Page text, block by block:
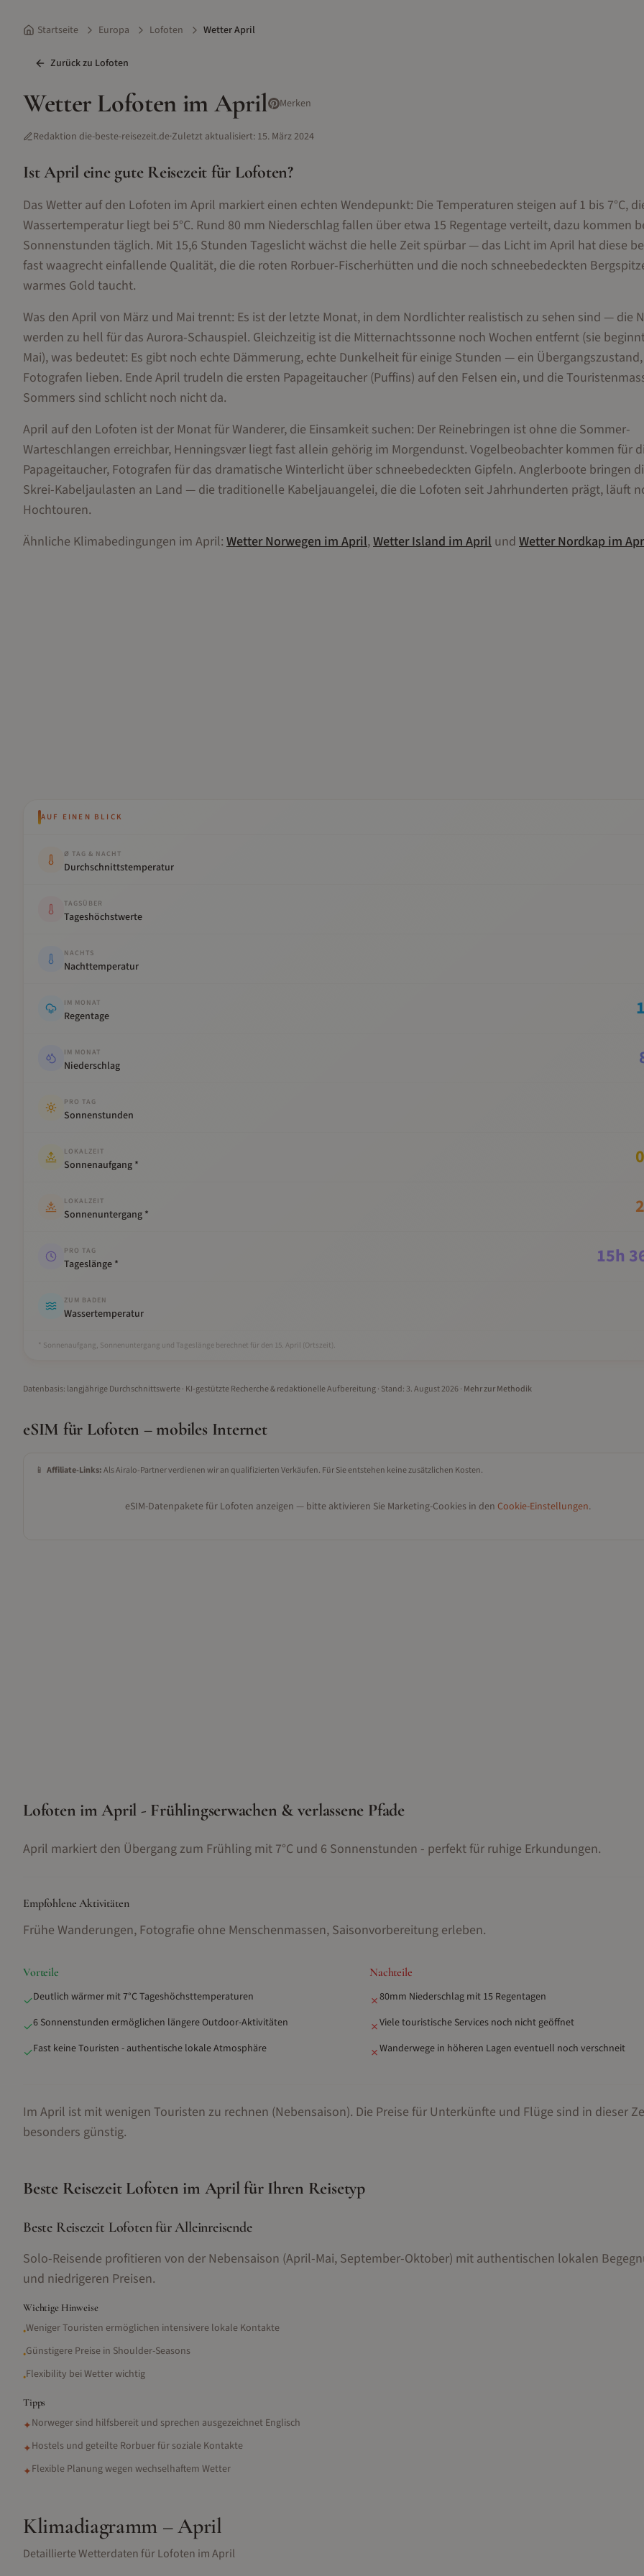
Startseite Europa Lofoten Wetter April
Zurück zu Lofoten
Wetter Lofoten im April Merken
Redaktion die-beste-reisezeit.de·Zuletzt aktualisiert: 15. März 2024
IstAprileine gute Reisezeit für Lofoten?
Das Wetter auf den Lofoten im April markiert einen echten Wendepunkt: Die Temperaturen steigen auf 1 bis 7°C,
Wassertemperatur liegt bei 5°C. Rund 80 mm Niederschlag fallen über etwa 15 Regentage verteilt, dazu kommen
Sonnenstunden täglich. Mit 15,6 Stunden Tageslicht wächst die helle Zeit spürbar — das Licht im April hat diese
fast waagrecht einfallende Qualität, die die roten Rorbuer-Fischerhütten und die noch schneebedeckten
warmes Gold taucht.
Was den April von März und Mai trennt: Es ist der letzte Monat, in dem Nordlichter realistisch zu sehen sind — die
werden zu hell für das Aurora-Schauspiel. Gleichzeitig ist die Mitternachtssonne noch Wochen entfernt (sie
Mai), was bedeutet: Es gibt noch echte Dämmerung, echte Dunkelheit für einige Stunden — ein
Fotografen lieben. Ende April trudeln die ersten Papageitaucher (Puffins) auf den Felsen ein, und die
Sommers sind schlicht noch nicht da.
April auf den Lofoten ist der Monat für Wanderer, die Einsamkeit suchen: Der Reinebringen ist ohne die Sommer-
Warteschlangen erreichbar, Henningsvær liegt fast allein gehörig im Morgendunst. Vogelbeobachter kommen für
Papageitaucher, Fotografen für das dramatische Winterlicht über schneebedeckten Gipfeln. Anglerboote bringen
Skrei-Kabeljaulasten an Land — die traditionelle Kabeljauangelei, die die Lofoten seit Jahrhunderten prägt, läuft
Hochtouren.
Ähnliche Klimabedingungen im April: WetterNorwegenimApril,WetterIslandimApril und WetterNordkapim
AUF EINEN BLICK
Ø TAG & NACHT
Durchschnittstemperatur
TAGSÜBER
Tageshöchstwerte
NACHTS
Nachttemperatur
IM MONAT
Regentage
IM MONAT
Niederschlag
PRO TAG
Sonnenstunden
LOKALZEIT
Sonnenaufgang *
LOKALZEIT
Sonnenuntergang *
PRO TAG
Tageslänge * 15h
ZUM BADEN
Wassertemperatur
* Sonnenaufgang, Sonnenuntergang und Tageslänge berechnet für den 15. April (Ortszeit).
Datenbasis: langjährige Durchschnittswerte · KI-gestützte Recherche & redaktionelle Aufbereitung· Stand: 3. August 2026· Mehr zur Methodik
eSIM für Lofoten – mobiles Internet
📱 Affiliate-Links:Als Airalo-Partner verdienen wir an qualifizierten Verkäufen. Für Sie entstehen keine zusätzlichen Kosten.
eSIM-Datenpakete für Lofoten anzeigen — bitte aktivieren Sie Marketing-Cookies in den Cookie-Einstellungen.
Lofoten im April - Frühlingserwachen & verlassene Pfade
April markiert den Übergang zum Frühling mit 7°C und 6 Sonnenstunden - perfekt für ruhige Erkundungen.
Empfohlene Aktivitäten
Frühe Wanderungen, Fotografie ohne Menschenmassen, Saisonvorbereitung erleben.
Vorteile
✓Deutlich wärmer mit 7°C Tageshöchsttemperaturen
✓6 Sonnenstunden ermöglichen längere Outdoor-Aktivitäten
✓Fast keine Touristen - authentische lokale Atmosphäre
Nachteile
✗80mm Niederschlag mit 15 Regentagen
✗Viele touristische Services noch nicht geöffnet
✗Wanderwege in höheren Lagen eventuell noch verschneit
Im April ist mit wenigen Touristen zu rechnen (Nebensaison). Die Preise für Unterkünfte und Flüge sind in dieser
besonders günstig.
Beste Reisezeit Lofoten im Aprilfür Ihren Reisetyp
Beste Reisezeit Lofoten für Alleinreisende
Solo-Reisende profitieren von der Nebensaison (April-Mai, September-Oktober) mit authentischen lokalen
und niedrigeren Preisen.
Wichtige Hinweise
•Weniger Touristen ermöglichen intensivere lokale Kontakte
•Günstigere Preise in Shoulder-Seasons
•Flexibility bei Wetter wichtig
Tipps
✦Norweger sind hilfsbereit und sprechen ausgezeichnet Englisch
✦Hostels und geteilte Rorbuer für soziale Kontakte
✦Flexible Planung wegen wechselhaftem Wetter
Klimadiagramm –April
Detaillierte Wetterdaten fürLofoten imApril